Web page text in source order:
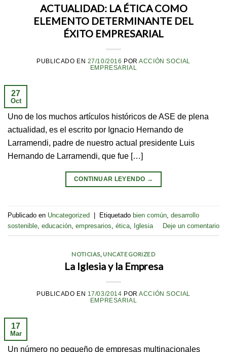
ACTUALIDAD: LA ÉTICA COMO
ELEMENTO DETERMINANTE DEL
ÉXITO EMPRESARIAL
PUBLICADO EN 27/10/2016 PORACCIÓN SOCIAL
EMPRESARIAL
27
Oct
Uno de los muchos artículos históricos de ASE de plena
actualidad, es el escrito por Ignacio Hernando de
Larramendi, padre de nuestro actual presidente Luis
Hernando de Larramendi, que fue […]
CONTINUAR LEYENDO →
Publicado en Uncategorized | Etiquetado bien común desarrollo
sostenible educación empresarios ética Iglesia Deje un comentario
NOTICIAS, UNCATEGORIZED
La Iglesia y la Empresa
PUBLICADO EN 17/03/2014 PORACCIÓN SOCIAL
EMPRESARIAL
17
Mar
Un número no pequeño de empresas multinacionales